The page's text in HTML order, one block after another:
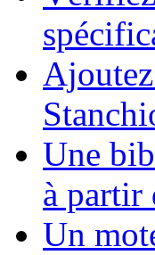
Une
à partir
Un